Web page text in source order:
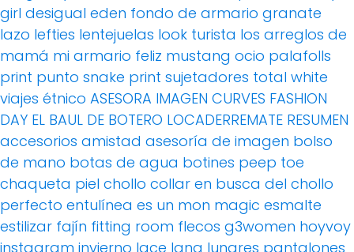
girl desigual eden fondo de armario granate
lazo lefties lentejuelas look turista los arreglos de
mamá mi armario feliz mustang ocio palafolls
print punto snake print sujetadores total white
viajes étnico ASESORA IMAGEN CURVES FASHION
DAY EL BAUL DE BOTERO LOCADERREMATE RESUMEN
accesorios amistad asesoría de imagen bolso
de mano botas de agua botines peep toe
chaqueta piel chollo collar en busca del chollo
perfecto entulínea es un mon magic esmalte
estilizar fajín fitting room flecos g3women hoyvoy
instagram invierno lace lana lunares pantalones